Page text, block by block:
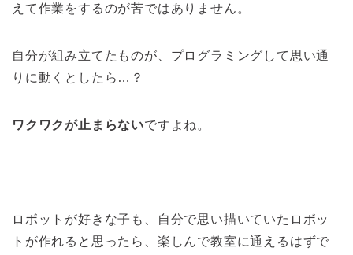
えて作業をするのが苦ではありません。
自分が組み立てたものが、プログラミングして思い通
りに動くとしたら…？
ワクワクが止まらないですよね。
ロボットが好きな子も、自分で思い描いていたロボッ
トが作れると思ったら、楽しんで教室に通えるはずで